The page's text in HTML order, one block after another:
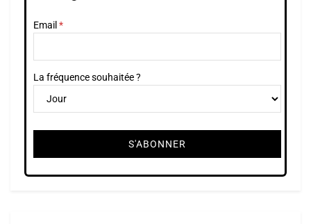
Email
La fréquence souhaitée ?